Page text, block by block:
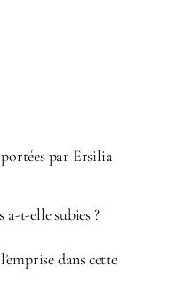
par Ersilia
a-t-elle subies ?
dans cette